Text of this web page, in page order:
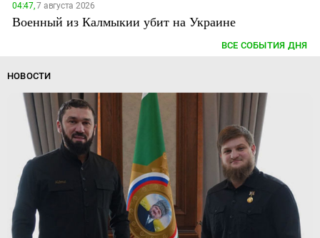
04:47,7 августа 2026
Военный из Калмыкии убит на Украине
ВСЕ СОБЫТИЯ ДНЯ
НОВОСТИ